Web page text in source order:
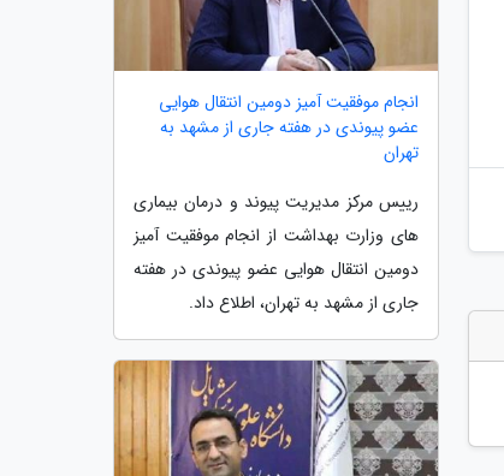
انجام موفقیت آمیز دومین انتقال هوایی
عضو پیوندی در هفته جاری از مشهد به
تهران
رییس مرکز مدیریت پیوند و درمان بیماری
های وزارت بهداشت از انجام موفقیت آمیز
دومین انتقال هوایی عضو پیوندی در هفته
جاری از مشهد به تهران، اطلاع داد.